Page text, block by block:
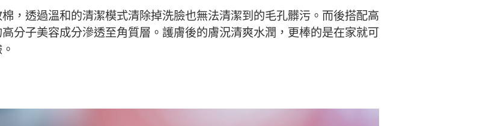
，透過溫和的清潔模式清除掉洗臉也無法清潔到的毛孔髒污。而後搭配高
分子美容成分滲透至角質層。護膚後的膚況清爽水潤，更棒的是在家就可